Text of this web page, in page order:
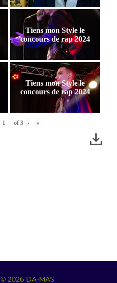
Tiens mon Style le
concours de rap 2024
Tiens mon Style le
concours de rap 2024
of 3 › »
2026 DA-MAS